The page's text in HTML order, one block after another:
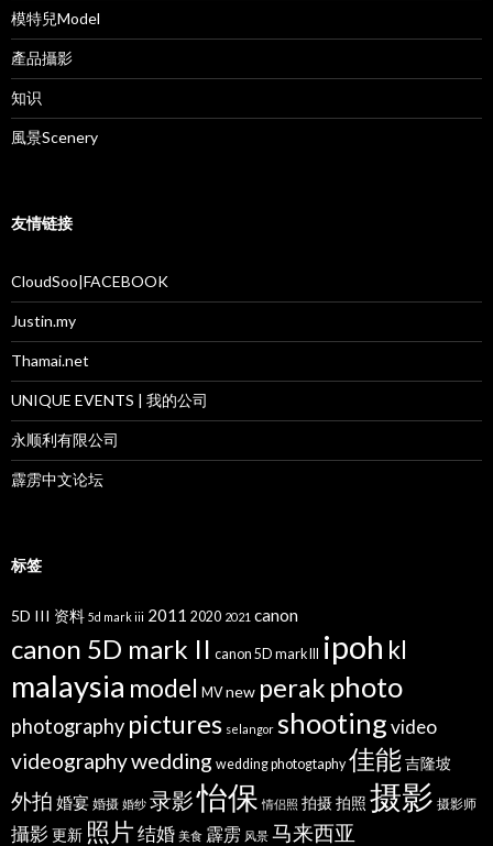
模特兒Model
產品攝影
知识
風景Scenery
友情链接
CloudSoo|FACEBOOK
Justin.my
Thamai.net
UNIQUE EVENTS | 我的公司
永顺利有限公司
霹雳中文论坛
标签
5D III 资料 5d mark iii 2011 2020 2021 canon
canon 5D mark II canon 5D mark III ipoh kl
malaysia model MV new perak photo
photography pictures selangor shootingvideo
videographywedding wedding photogtaphy 佳能吉隆坡
外拍 婚宴 婚摄 婚纱 录影怡保 情侣照 拍摄拍照 摄影 摄影师
攝影 更新 照片结婚 美食 霹雳 风景 马来西亚